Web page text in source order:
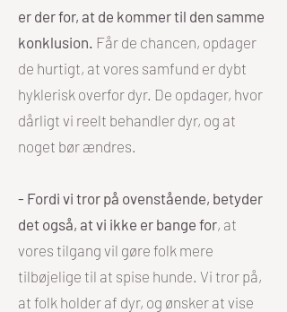
er der for, at de kommer til den samme
konklusion. Får de chancen, opdager
de hurtigt, at vores samfund er dybt
hyklerisk overfor dyr. De opdager, hvor
dårligt vi reelt behandler dyr, og at
noget bør ændres.
- Fordi vi tror på ovenstående, betyder
det også, at vi ikke er bange for, at
vores tilgang vil gøre folk mere
tilbøjelige til at spise hunde. Vi tror på,
at folk holder af dyr, og ønsker at vise